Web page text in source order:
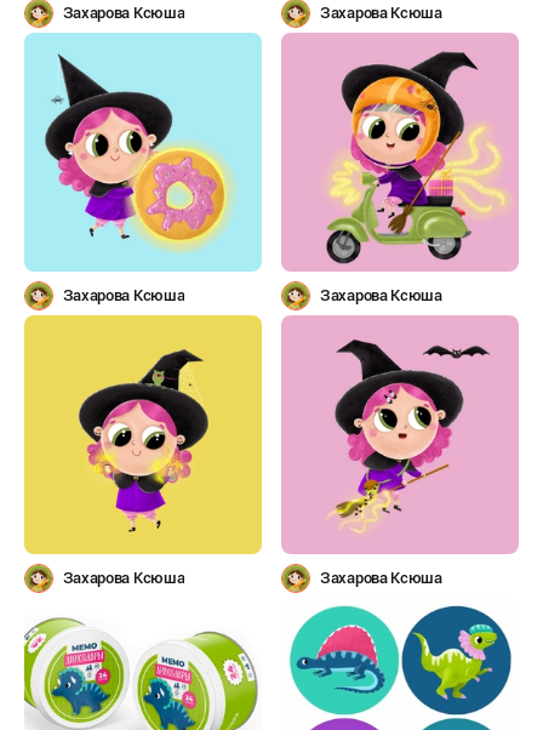
Захарова Ксюша Захарова Ксюша
Захарова Ксюша Захарова Ксюша
Захарова Ксюша Захарова Ксюша